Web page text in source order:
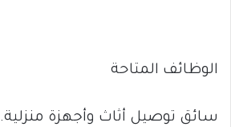
الوظائف المتاحة
سائق توصيل أثاث وأجهزة منزلية.